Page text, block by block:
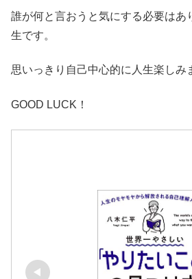
誰が何と言おうと気にする必要はあ
生です。
思いっきり自己中心的に人生楽しみ
GOOD LUCK！